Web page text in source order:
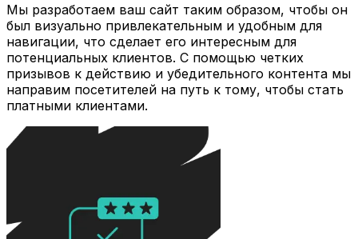
Мы разработаем ваш сайт таким образом, чтобы он
был визуально привлекательным и удобным для
навигации, что сделает его интересным для
потенциальных клиентов. С помощью четких
призывов к действию и убедительного контента мы
направим посетителей на путь к тому, чтобы стать
платными клиентами.